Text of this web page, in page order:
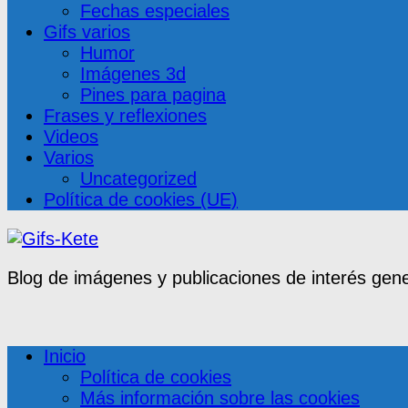
Fechas especiales
Gifs varios
Humor
Imágenes 3d
Pines para pagina
Frases y reflexiones
Videos
Varios
Uncategorized
Política de cookies (UE)
Blog de imágenes y publicaciones de interés
Inicio
Política de cookies
Más información sobre las cookies